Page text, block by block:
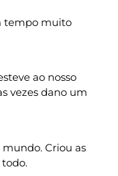
tempo muito
ao nosso
vezes dano um
mundo. Criou as